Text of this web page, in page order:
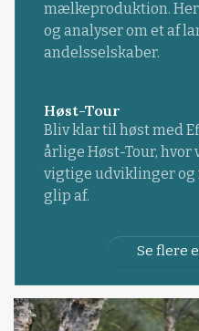
mælkeproduktion.
og analyser om et af
andelsselskaber.
Høst-Tour
Bliv klar til høst med
årlige Høst-Tour,
vigtige udviklinger og
glip af.
Se flere